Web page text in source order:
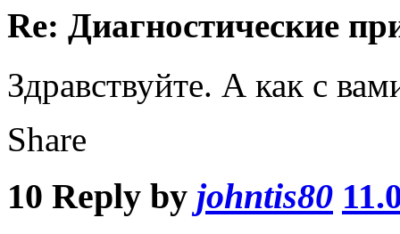
Re: Диагностические
Здравствуйте. А как с
Share
10 Reply by johntis80